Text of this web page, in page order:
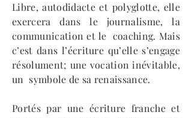
Libre, autodidacte et polyglotte, elle
exercera dans le journalisme, la
communication et le coaching. Mais
c’est dans l’écriture qu’elle s’engage
résolument; une vocation inévitable,
un symbole de sa renaissance.
Portés par une écriture franche et